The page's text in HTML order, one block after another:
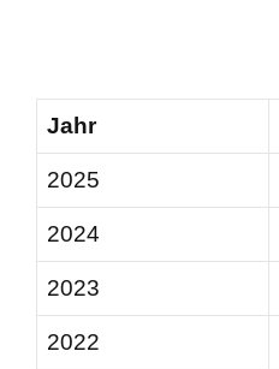
Jahr
2025
2024
2023
2022